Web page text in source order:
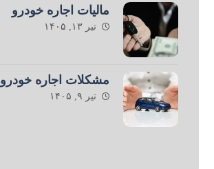
مالیات اجاره خودرو
تیر ۱۳, ۱۴۰۵
مشکلات اجاره خودرو
تیر ۹, ۱۴۰۵